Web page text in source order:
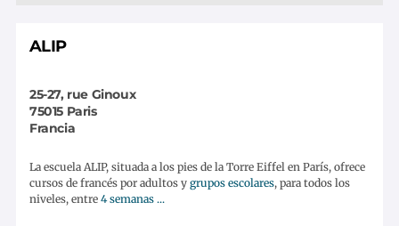
ALIP
25-27, rue Ginoux
75015 Paris
Francia
La escuela ALIP, situada a los pies de la Torre Eiffel en París, ofrece
cursos de francés por adultos y grupos escolares, para todos los
niveles, entre 4 semanas ...